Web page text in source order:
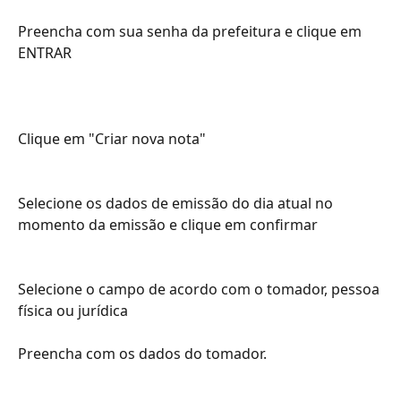
Preencha com sua senha da prefeitura e clique em
ENTRAR
Clique em "Criar nova nota"
Selecione os dados de emissão do dia atual no
momento da emissão e clique em confirmar
Selecione o campo de acordo com o tomador, pessoa
física ou jurídica
Preencha com os dados do tomador.